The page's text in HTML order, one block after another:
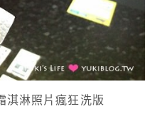
淇淋照片瘋狂洗版